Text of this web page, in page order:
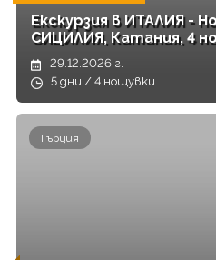
Екскурзия в ИТАЛИЯ -
СИЦИЛИЯ, Катания, 4
29.12.2026 г.
5 дни / 4 нощувки
Гърция